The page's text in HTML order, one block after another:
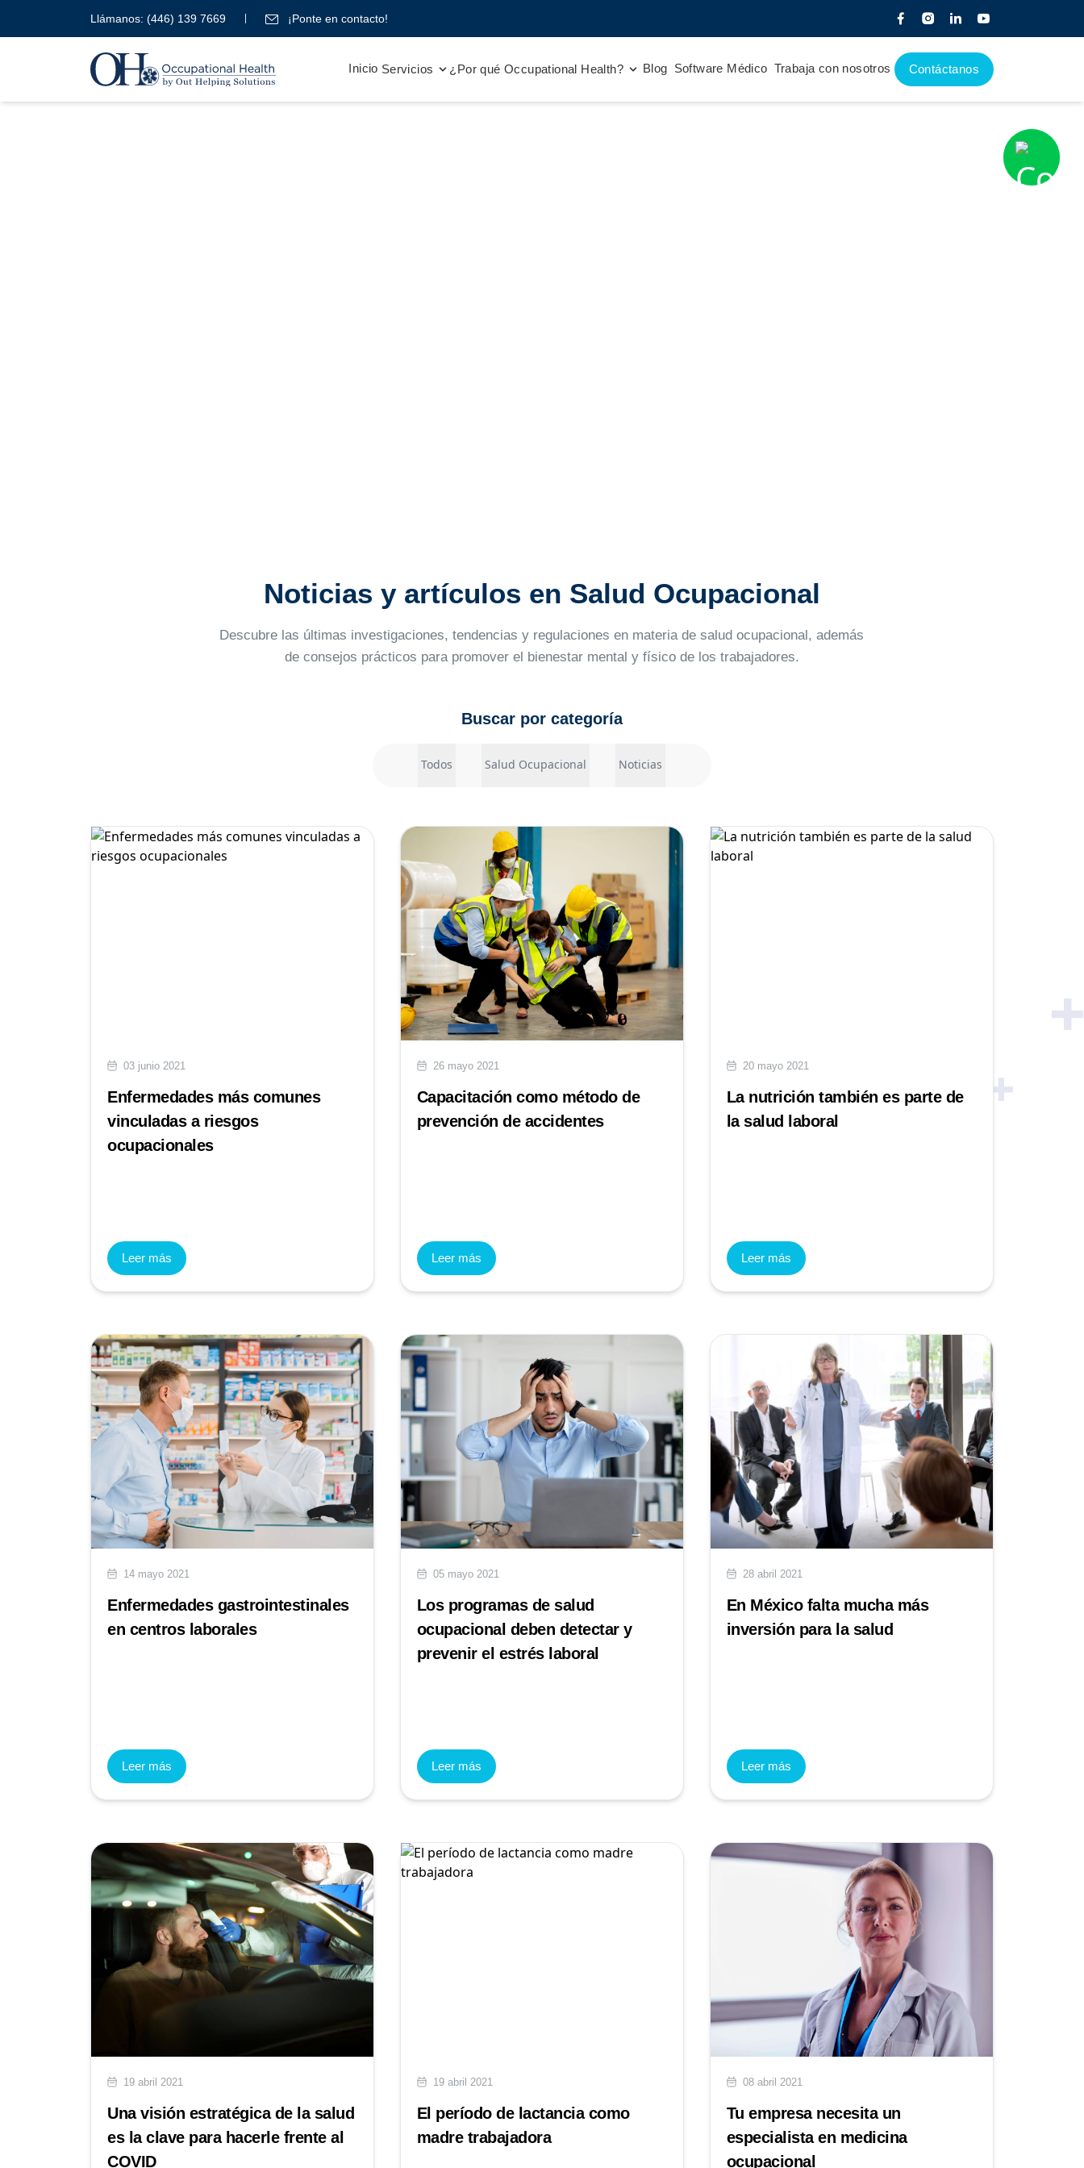
Llámanos: (446) 139 7669 ¡Ponte en contacto!
Inicio Servicios ¿Por qué Occupational Health? Blog Software Médico Trabaja con nosotros Contáctanos
Noticias y artículos en Salud Ocupacional
Descubre las últimas investigaciones, tendencias y regulaciones en materia de salud ocupacional, además
de consejos prácticos para promover el bienestar mental y físico de los trabajadores.
Buscar por categoría
Todos Salud Ocupacional Noticias
03 junio 2021
Enfermedades más comunes
vinculadas a riesgos
ocupacionales
Leer más
26 mayo 2021
Capacitación como método de
prevención de accidentes
Leer más
20 mayo 2021
La nutrición también es parte de
la salud laboral
Leer más
14 mayo 2021
Enfermedades gastrointestinales
en centros laborales
Leer más
05 mayo 2021
Los programas de salud
ocupacional deben detectar y
prevenir el estrés laboral
Leer más
28 abril 2021
En México falta mucha más
inversión para la salud
Leer más
19 abril 2021
Una visión estratégica de la salud
es la clave para hacerle frente al
COVID
19 abril 2021
El período de lactancia como
madre trabajadora
08 abril 2021
Tu empresa necesita un
especialista en medicina
ocupacional